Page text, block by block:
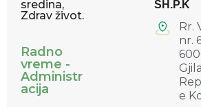
sredina,
Zdrav život.
Radno
vreme -
Administr
acija
SH.P.K
Rr.
nr.
e